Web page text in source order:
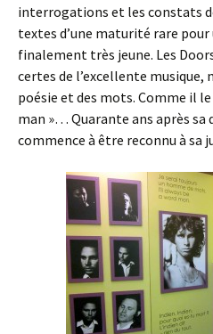
interrogations et les constats
textes d’une maturité rare
finalement très jeune. Les
certes de l’excellente musique,
poésie et des mots. Comme il
man »… Quarante ans après
commence à être reconnu à sa